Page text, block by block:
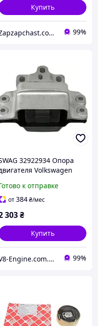
Купить
Zapzapchast.com.ua Интернет Магазин Автозапчастей 99%
32922934 Опора
Volkswagen
Passat CC B6, EOS,
IV
к отправке
от384₴/мес
303₴
Купить
V8-Engine.com.ua Авто-расходники 99%